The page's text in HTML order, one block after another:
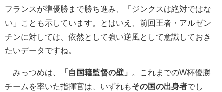
フランスが準優勝まで勝ち進み、「ジンクスは絶対ではな
い」ことも示しています。とはいえ、前回王者・アルゼン
チンに対しては、依然として強い逆風として意識しておき
たいデータですね。
みっつめは、 「自国籍監督の壁」
。これまでのW杯優勝
チームを率いた指揮官は、いずれもその国の出身者でし